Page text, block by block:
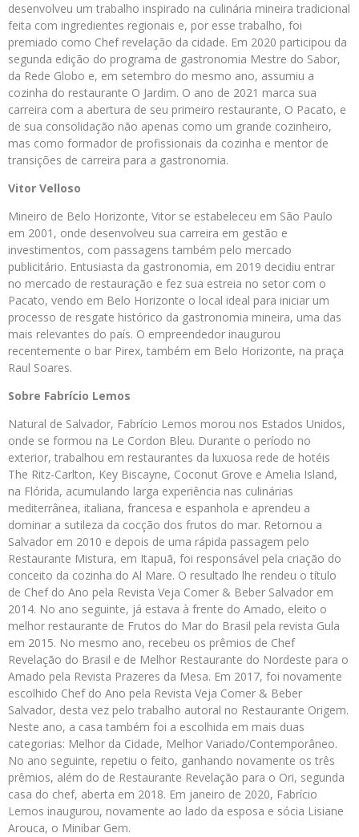
desenvolveu um trabalho inspirado na culinária mineira tradicional
feita com ingredientes regionais e, por esse trabalho, foi
premiado como Chef revelação da cidade. Em 2020 participou da
segunda edição do programa de gastronomia Mestre do Sabor,
da Rede Globo e, em setembro do mesmo ano, assumiu a
cozinha do restaurante O Jardim. O ano de 2021 marca sua
carreira com a abertura de seu primeiro restaurante, O Pacato, e
de sua consolidação não apenas como um grande cozinheiro,
mas como formador de profissionais da cozinha e mentor de
transições de carreira para a gastronomia.
Vitor Velloso
Mineiro de Belo Horizonte, Vitor se estabeleceu em São Paulo
em 2001, onde desenvolveu sua carreira em gestão e
investimentos, com passagens também pelo mercado
publicitário. Entusiasta da gastronomia, em 2019 decidiu entrar
no mercado de restauração e fez sua estreia no setor com o
Pacato, vendo em Belo Horizonte o local ideal para iniciar um
processo de resgate histórico da gastronomia mineira, uma das
mais relevantes do país. O empreendedor inaugurou
recentemente o bar Pirex, também em Belo Horizonte, na praça
Raul Soares.
Sobre Fabrício Lemos
Natural de Salvador, Fabrício Lemos morou nos Estados Unidos,
onde se formou na Le Cordon Bleu. Durante o período no
exterior, trabalhou em restaurantes da luxuosa rede de hotéis
The Ritz-Carlton, Key Biscayne, Coconut Grove e Amelia Island,
na Flórida, acumulando larga experiência nas culinárias
mediterrânea, italiana, francesa e espanhola e aprendeu a
dominar a sutileza da cocção dos frutos do mar. Retornou a
Salvador em 2010 e depois de uma rápida passagem pelo
Restaurante Mistura, em Itapuã, foi responsável pela criação do
conceito da cozinha do Al Mare. O resultado lhe rendeu o título
de Chef do Ano pela Revista Veja Comer & Beber Salvador em
2014. No ano seguinte, já estava à frente do Amado, eleito o
melhor restaurante de Frutos do Mar do Brasil pela revista Gula
em 2015. No mesmo ano, recebeu os prêmios de Chef
Revelação do Brasil e de Melhor Restaurante do Nordeste para o
Amado pela Revista Prazeres da Mesa. Em 2017, foi novamente
escolhido Chef do Ano pela Revista Veja Comer & Beber
Salvador, desta vez pelo trabalho autoral no Restaurante Origem.
Neste ano, a casa também foi a escolhida em mais duas
categorias: Melhor da Cidade, Melhor Variado/Contemporâneo.
No ano seguinte, repetiu o feito, ganhando novamente os três
prêmios, além do de Restaurante Revelação para o Ori, segunda
casa do chef, aberta em 2018. Em janeiro de 2020, Fabrício
Lemos inaugurou, novamente ao lado da esposa e sócia Lisiane
Arouca, o Minibar Gem.